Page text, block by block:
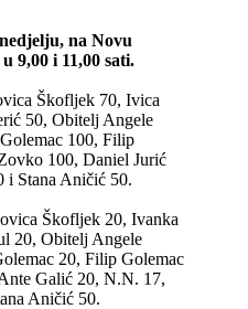
na Novu
9,00 i 11,00 sati.
Škofljek 70, Ivica
50, Obitelj Angele
100, Filip
100, Daniel Jurić
i Stana Aničić 50.
Škofljek 20, Ivanka
20, Obitelj Angele
20, Filip Golemac
Galić 20, N.N. 17,
Aničić 50.